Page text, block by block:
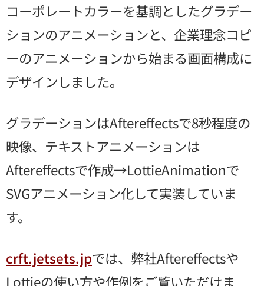
コーポレートカラーを基調としたグラデー
ションのアニメーションと、企業理念コピ
ーのアニメーションから始まる画面構成に
デザインしました。
グラデーションはAftereffectsで8秒程度の
映像、テキストアニメーションは
Aftereffectsで作成→LottieAnimationで
SVGアニメーション化して実装していま
す。
crft.jetsets.jpでは、弊社Aftereffectsや
Lottieの使い方や作例をご覧いただけま